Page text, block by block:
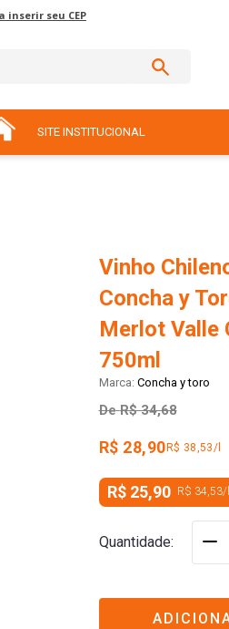
inserir seu CEP
SITE INSTITUCIONAL
Vinho
Concha y
Merlot Valle
750ml
Concha y toro
De R$ 34,68
R$ 28,90R$ 38,53/l
R$ 25,90 R$ 34,53/l
Quantidade